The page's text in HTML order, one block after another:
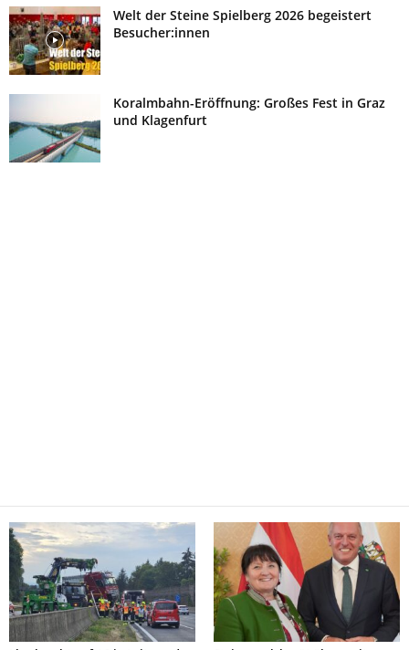
Welt der Steine Spielberg 2026 begeistert
Besucher:innen
Koralmbahn-Eröffnung: Großes Fest in Graz
und Klagenfurt